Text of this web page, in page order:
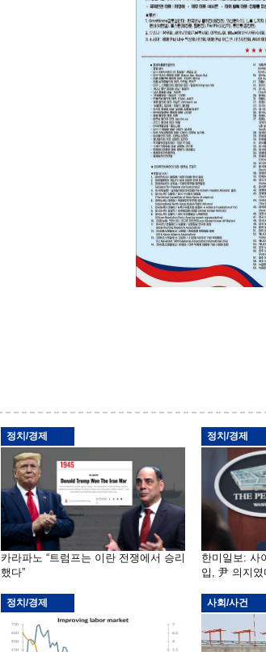
정치/경제
카라파노 “트럼프는 이란 전쟁에서 승리
했다”
정치/경제
한미일보: 사
입, 尹 의지였
정치/경제 사회/사건